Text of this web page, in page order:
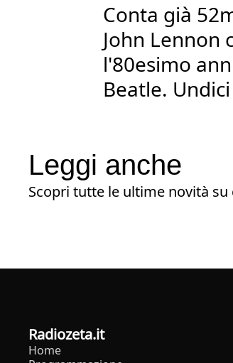
Conta già
John Lennon
l'80esimo
Beatle.
Leggi anche
Scopri tutte le ultime novità su
radiozeta.it
Home